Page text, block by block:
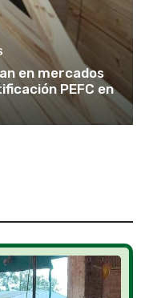
en mercados
PEFC en